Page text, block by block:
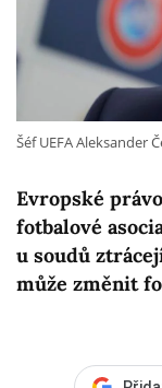
Evropské
fotbalové
u soudů
může změnit
Šéf UEFA Aleksander